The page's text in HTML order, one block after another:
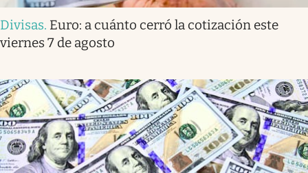
Divisas. Euro: a cuánto cerró la cotización este
viernes 7 de agosto